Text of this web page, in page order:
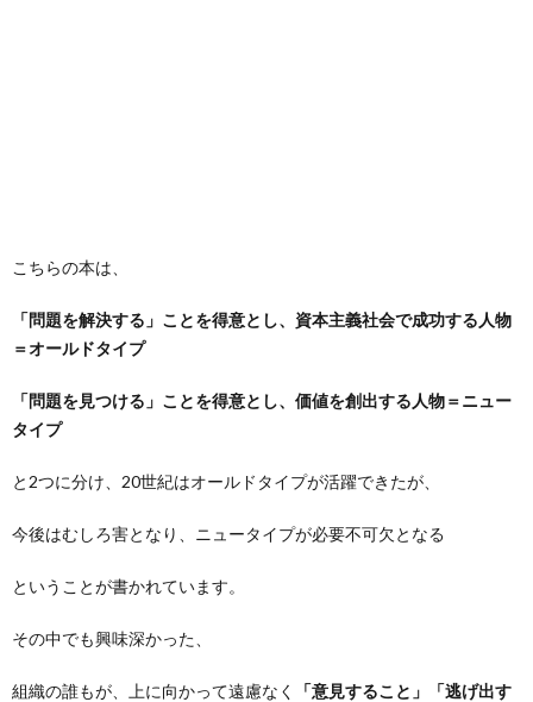
こちらの本は、
「問題を解決する」ことを得意とし、資本主義社会で成功する人物
＝オールドタイプ
「問題を見つける」ことを得意とし、価値を創出する人物＝ニュー
タイプ
と2つに分け、20世紀はオールドタイプが活躍できたが、
今後はむしろ害となり、ニュータイプが必要不可欠となる
ということが書かれています。
その中でも興味深かった、
組織の誰もが、上に向かって遠慮なく
「意見すること」「逃げ出す